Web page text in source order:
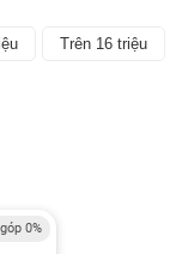
Trên 16 triệu
0%